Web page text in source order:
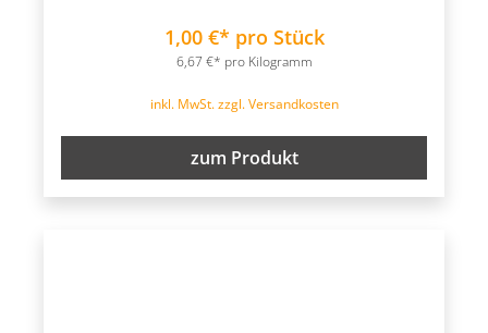
1,00 €* pro Stück
6,67 €* pro Kilogramm
inkl. MwSt. zzgl. Versandkosten
zum Produkt